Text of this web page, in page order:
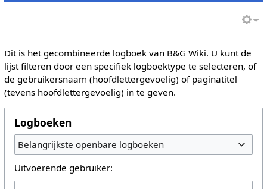
Dit is het gecombineerde logboek van B&G Wiki. U kunt de
lijst filteren door een specifiek logboektype te selecteren, of
de gebruikersnaam (hoofdlettergevoelig) of paginatitel
(tevens hoofdlettergevoelig) in te geven.
Logboeken
Belangrijkste openbare logboeken
Uitvoerende gebruiker: